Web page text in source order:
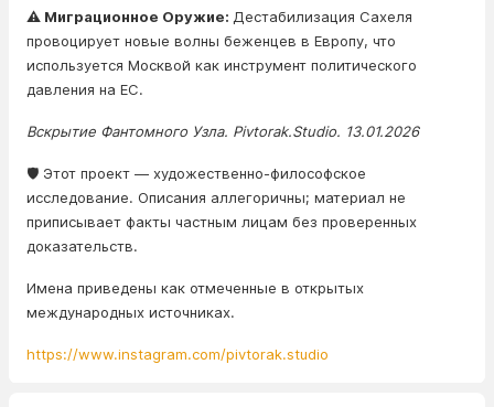
⚠️ Миграционное Оружие: Дестабилизация Сахеля
провоцирует новые волны беженцев в Европу, что
используется Москвой как инструмент политического
давления на ЕС.
Вскрытие Фантомного Узла. Pivtorak.Studio. 13.01.2026
🛡️ Этот проект — художественно-философское
исследование. Описания аллегоричны; материал не
приписывает факты частным лицам без проверенных
доказательств.
Имена приведены как отмеченные в открытых
международных источниках.
https://www.instagram.com/pivtorak.studio